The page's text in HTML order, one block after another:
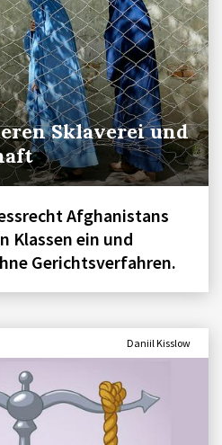
Sklaverei und
Afghanistans
Klassen ein und
Gerichtsverfahren.
Daniil Kisslow